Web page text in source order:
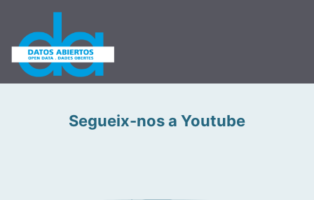
Segueix-nos a Youtube